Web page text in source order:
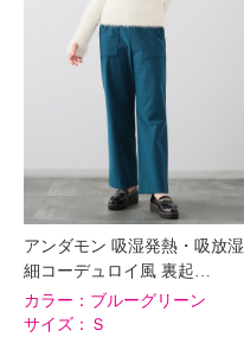
アンダモン 吸湿発熱・吸放湿
細コーデュロイ風 裏起…
カラー： ブルーグリーン
サイズ： Ｓ